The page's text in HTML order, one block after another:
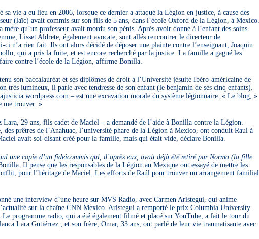
sa vie a eu lieu en 2006, lorsque ce dernier a attaqué la Légion en justice, à cause des
(laïc) avait commis sur son fils de 5 ans, dans l’école Oxford de la Légion, à Mexico.
mère qu’un professeur avait mordu son pénis. Après avoir donné à l’enfant des soins
Lisset Aldrete, également avocate, sont allés rencontrer le directeur de
ci n’a rien fait. Ils ont alors décidé de déposer une plainte contre l’enseignant, Joaquin
qui a pris la fuite, et est encore recherché par la justice. La famille a gagné les
contre l’école de la Légion, affirme Bonilla.
son baccalauréat et ses diplômes de droit à l’Université jésuite Ibéro-américaine de
très lumineux, il parle avec tendresse de son enfant (le benjamin de ses cinq enfants).
– est une excavation morale du système légionnaire. « Le blog, »
me trouver. »
Lara, 29 ans, fils cadet de Maciel – a demandé de l’aide à Bonilla contre la Légion.
des prêtres de l’Anahuac, l’université phare de la Légion à Mexico, ont conduit Raul à
avait soi-disant créé pour la famille, mais qui était vide, déclare Bonilla.
une copie d’un fideicommis qui, d’après eux, avait déjà été retiré par Norma (la fille
Il pense que les responsables de la Légion au Mexique ont essayé de mettre les
pour l’héritage de Maciel. Les efforts de Raúl pour trouver un arrangement familial
une interview d’une heure sur MVS Radio, avec Carmen Aristegui, qui anime
sur la chaîne CNN Mexico. Aristegui a remporté le prix Columbia University
programme radio, qui a été également filmé et placé sur YouTube, a fait le tour du
Lara Gutiérrez ; et son frère, Omar, 33 ans, ont parlé de leur vie traumatisante avec